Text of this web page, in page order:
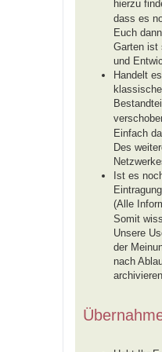
hierzu
dass es
Euch
Garten ist
und
Handelt
Einfach
Des
Ist es
(Alle
Somit
Unsere
der
nach